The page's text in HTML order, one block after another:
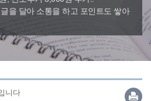
영자신
수업
을 달아 소통을 하고 포인트도 쌓아
니다